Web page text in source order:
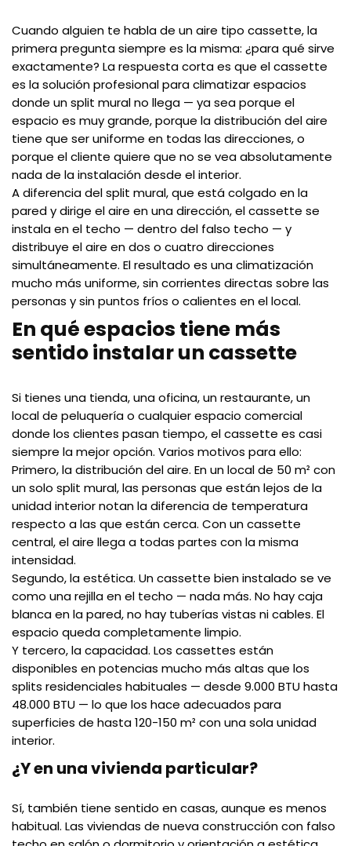
Cuando alguien te habla de un aire tipo cassette, la
primera pregunta siempre es la misma: ¿para qué sirve
exactamente? La respuesta corta es que el cassette
es la solución profesional para climatizar espacios
donde un split mural no llega — ya sea porque el
espacio es muy grande, porque la distribución del aire
tiene que ser uniforme en todas las direcciones, o
porque el cliente quiere que no se vea absolutamente
nada de la instalación desde el interior.
A diferencia del split mural, que está colgado en la
pared y dirige el aire en una dirección, el cassette se
instala en el techo — dentro del falso techo — y
distribuye el aire en dos o cuatro direcciones
simultáneamente. El resultado es una climatización
mucho más uniforme, sin corrientes directas sobre las
personas y sin puntos fríos o calientes en el local.
En qué espacios tiene más
sentido instalar un cassette
Si tienes una tienda, una oficina, un restaurante, un
local de peluquería o cualquier espacio comercial
donde los clientes pasan tiempo, el cassette es casi
siempre la mejor opción. Varios motivos para ello:
Primero, la distribución del aire. En un local de 50 m² con
un solo split mural, las personas que están lejos de la
unidad interior notan la diferencia de temperatura
respecto a las que están cerca. Con un cassette
central, el aire llega a todas partes con la misma
intensidad.
Segundo, la estética. Un cassette bien instalado se ve
como una rejilla en el techo — nada más. No hay caja
blanca en la pared, no hay tuberías vistas ni cables. El
espacio queda completamente limpio.
Y tercero, la capacidad. Los cassettes están
disponibles en potencias mucho más altas que los
splits residenciales habituales — desde 9.000 BTU hasta
48.000 BTU — lo que los hace adecuados para
superficies de hasta 120-150 m² con una sola unidad
interior.
¿Y en una vivienda particular?
Sí, también tiene sentido en casas, aunque es menos
habitual. Las viviendas de nueva construcción con falso